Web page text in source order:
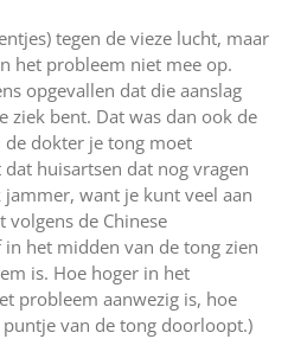
tegen de vieze lucht, maar
het probleem niet mee op.
opgevallen dat die aanslag
ziek bent. Dat was dan ook de
dokter je tong moet
huisartsen dat nog vragen
want je kunt veel aan
volgens de Chinese
in het midden van de tong zien
is. Hoe hoger in het
probleem aanwezig is, hoe
van de tong doorloopt.)